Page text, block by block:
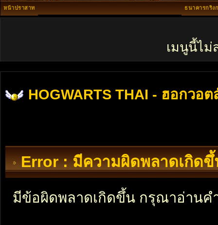
หน้าปราสาท ธนาคารกริง
เมนูนี้ไม่
HOGWARTS THAI - ฮอกวอต
Error : มีความผิดพลาดเกิดขึ้
มีข้อผิดพลาดเกิดขึ้น กรุณาอ่านค